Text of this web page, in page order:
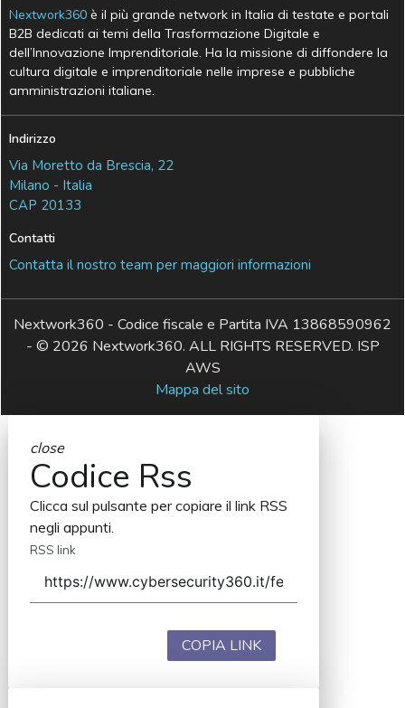
Nextwork360 è il più grande network in Italia di testate e portali
B2B dedicati ai temi della Trasformazione Digitale e
dell’Innovazione Imprenditoriale. Ha la missione di diffondere la
cultura digitale e imprenditoriale nelle imprese e pubbliche
amministrazioni italiane.
Indirizzo
Via Moretto da Brescia, 22
Milano - Italia
CAP 20133
Contatti
Contatta il nostro team per maggiori informazioni
Nextwork360 - Codice fiscale e Partita IVA 13868590962
- © 2026 Nextwork360. ALL RIGHTS RESERVED. ISP
AWS
Mappa del sito
close
Codice Rss
Clicca sul pulsante per copiare il link RSS
negli appunti.
RSS link
COPIA LINK